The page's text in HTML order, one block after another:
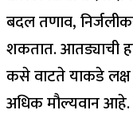
बदल तणाव,
शकतात.आतड्याची
कसे वाटते याकडे लक्ष
अधिक मौल्यवान आहे.